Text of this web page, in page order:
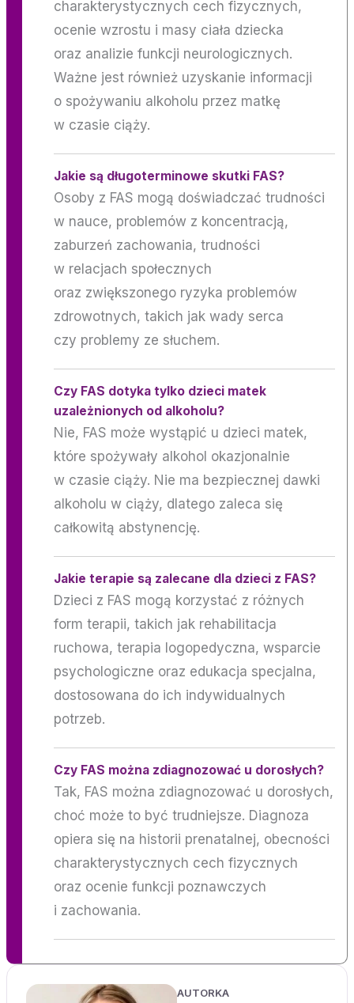
charakterystycznych cech fizycznych,
ocenie wzrostu i masy ciała dziecka
oraz analizie funkcji neurologicznych.
Ważne jest również uzyskanie informacji
o spożywaniu alkoholu przez matkę
w czasie ciąży.
Jakie są długoterminowe skutki FAS?
Osoby z FAS mogą doświadczać trudności
w nauce, problemów z koncentracją,
zaburzeń zachowania, trudności
w relacjach społecznych
oraz zwiększonego ryzyka problemów
zdrowotnych, takich jak wady serca
czy problemy ze słuchem.
Czy FAS dotyka tylko dzieci matek
uzależnionych od alkoholu?
Nie, FAS może wystąpić u dzieci matek,
które spożywały alkohol okazjonalnie
w czasie ciąży. Nie ma bezpiecznej dawki
alkoholu w ciąży, dlatego zaleca się
całkowitą abstynencję.
Jakie terapie są zalecane dla dzieci z FAS?
Dzieci z FAS mogą korzystać z różnych
form terapii, takich jak rehabilitacja
ruchowa, terapia logopedyczna, wsparcie
psychologiczne oraz edukacja specjalna,
dostosowana do ich indywidualnych
potrzeb.
Czy FAS można zdiagnozować u dorosłych?
Tak, FAS można zdiagnozować u dorosłych,
choć może to być trudniejsze. Diagnoza
opiera się na historii prenatalnej, obecności
charakterystycznych cech fizycznych
oraz ocenie funkcji poznawczych
i zachowania.
AUTORKA